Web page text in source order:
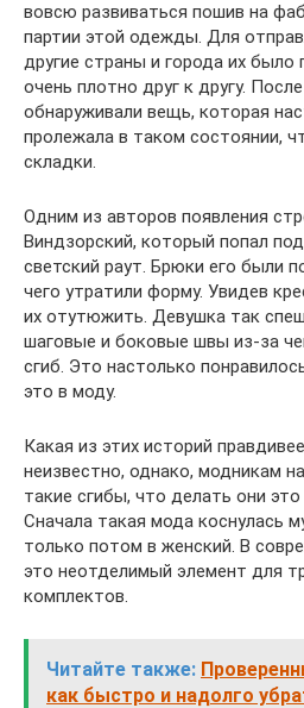
вовсю развиваться пошив на
партии этой одежды. Для
другие страны и города их было
очень плотно друг к другу.
обнаруживали вещь, которая
пролежала в таком состоянии,
складки.
Одним из авторов появления
Виндзорский, который попал
светский раут. Брюки его были
чего утратили форму. Увидев
их отутюжить. Девушка так
шаговые и боковые швы из-за
сгиб. Это настолько
это в моду.
Какая из этих историй
неизвестно, однако, модникам
такие сгибы, что делать они
Сначала такая мода коснулась
только потом в женский. В
это неотделимый элемент для
комплектов.
Читайте также:
как быстро и надолго